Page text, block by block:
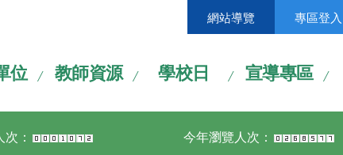
網站導覽 專區登入
位 教師資源 學校日 宣導專區
： 今年瀏覽人次：